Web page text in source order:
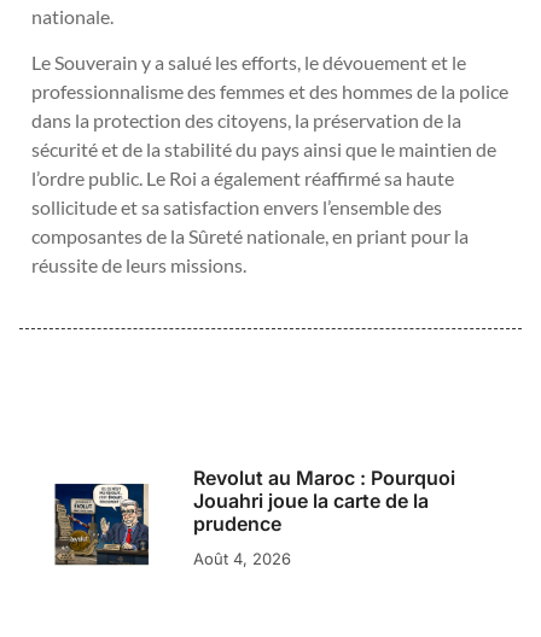
nationale.
Le Souverain y a salué les efforts, le dévouement et le
professionnalisme des femmes et des hommes de la police
dans la protection des citoyens, la préservation de la
sécurité et de la stabilité du pays ainsi que le maintien de
l’ordre public. Le Roi a également réaffirmé sa haute
sollicitude et sa satisfaction envers l’ensemble des
composantes de la Sûreté nationale, en priant pour la
réussite de leurs missions.
Revolut au Maroc : Pourquoi
Jouahri joue la carte de la
prudence
Août 4, 2026